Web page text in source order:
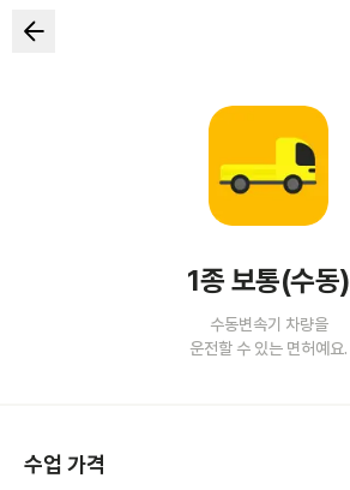
1종 보통(수동)
수동변속기 차량을
운전할 수 있는 면허예요.
수업 가격